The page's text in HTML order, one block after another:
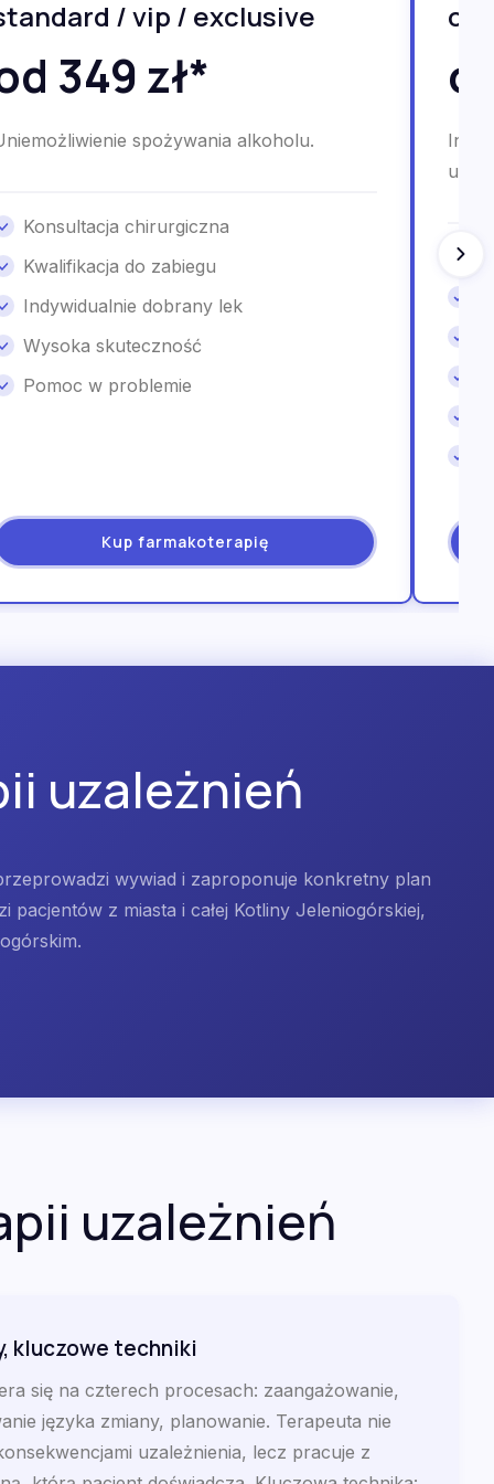
/ vip / exclusive
349 zł*
spożywania alkoholu.
Konsultacja chirurgiczna
Kwalifikacja do zabiegu
Indywidualnie dobrany lek
Wysoka skuteczność
Pomoc w problemie
Kup farmakoterapię
uzależnień
wywiad i zaproponuje konkretny plan
z miasta i całej Kotliny Jeleniogórskiej,
uzależnień
kluczowe techniki
się na czterech procesach: zaangażowanie,
języka zmiany, planowanie. Terapeuta nie
uzależnienia, lecz pracuje z